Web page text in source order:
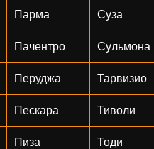
Парма Суза
Пачентро Сульмона
Перуджа Тарвизио
Пескара Тиволи
Пиза Тоди